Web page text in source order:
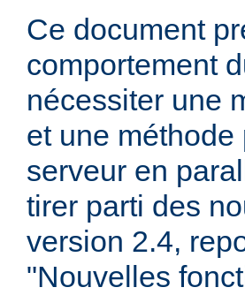
Ce document
comportement
nécessiter une
et une
serveur en
tirer parti des
version 2.4,
"Nouvelles